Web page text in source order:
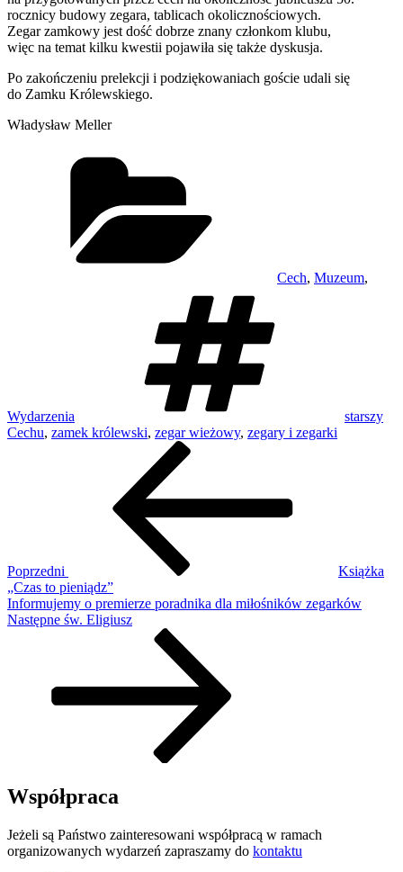
rocznicy budowy zegara, tablicach okolicznościowych.
Zegar zamkowy jest dość dobrze znany członkom klubu,
więc na temat kilku kwestii pojawiła się także dyskusja.
Po zakończeniu prelekcji i podziękowaniach goście udali się
do Zamku Królewskiego.
Władysław Meller
Cech, Muzeum,
Wydarzenia
starszy
Cechu, zamek królewski, zegar wieżowy, zegary i zegarki
Poprzedni
Książka
„Czas to pieniądz”
Informujemy o premierze poradnika dla miłośników zegarków
Następny
Następne św. Eligiusz
Współpraca
Jeżeli są Państwo zainteresowani współpracą w ramach
organizowanych wydarzeń zapraszamy do kontaktu